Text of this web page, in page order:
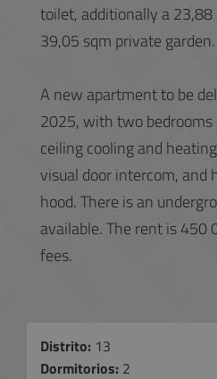
toilet, additionally a
39,05 sqm private garden.
A new apartment to be
2025, with two bedrooms
ceiling cooling and
visual door intercom, and
hood. There is an
available. The rent is 450
fees.
Distrito: 13
Dormitorios: 2